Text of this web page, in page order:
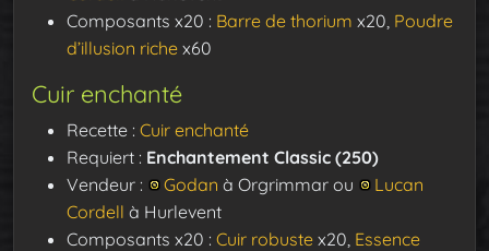
Composants x20 : Barre de thorium x20, Poudre
d’illusion riche x60
Cuir enchanté
Recette : Cuir enchanté
Requiert : Enchantement Classic (250)
Vendeur :
Godan à Orgrimmar ou
Lucan
Cordell à Hurlevent
Composants x20 : Cuir robuste x20, Essence